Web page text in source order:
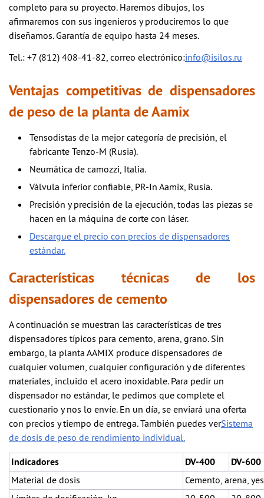
completo para su proyecto. Haremos dibujos, los
afirmaremos con sus ingenieros y produciremos lo que
diseñamos. Garantía de equipo hasta 24 meses.
Tel.: +7 (812) 408-41-82, correo electrónico:info@isilos.ru
Ventajas competitivas de dispensadores
de peso de la planta de Aamix
Tensodistas de la mejor categoría de precisión, el
fabricante Tenzo-M (Rusia).
Neumática de camozzi, Italia.
Válvula inferior confiable, PR-In Aamix, Rusia.
Precisión y precisión de la ejecución, todas las piezas se
hacen en la máquina de corte con láser.
Descargue el precio con precios de dispensadores
estándar.
Características técnicas de los
dispensadores de cemento
A continuación se muestran las características de tres
dispensadores típicos para cemento, arena, grano. Sin
embargo, la planta AAMIX produce dispensadores de
cualquier volumen, cualquier configuración y de diferentes
materiales, incluido el acero inoxidable. Para pedir un
dispensador no estándar, le pedimos que complete el
cuestionario y nos lo envíe. En un día, se enviará una oferta
con precios y tiempo de entrega. También puedes verSistema
de dosis de peso de rendimiento individual.
Indicadores DV-400
DV-600
Material de dosis
Cemento, arena,